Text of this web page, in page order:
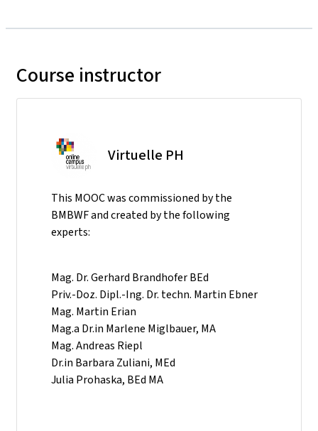
Course instructor
Virtuelle PH
This MOOC was commissioned by the
BMBWF and created by the following
experts:
Mag. Dr. Gerhard Brandhofer BEd
Priv.-Doz. Dipl.-Ing. Dr. techn. Martin Ebner
Mag. Martin Erian
Mag.a Dr.in Marlene Miglbauer, MA
Mag. Andreas Riepl
Dr.in Barbara Zuliani, MEd
Julia Prohaska, BEd MA